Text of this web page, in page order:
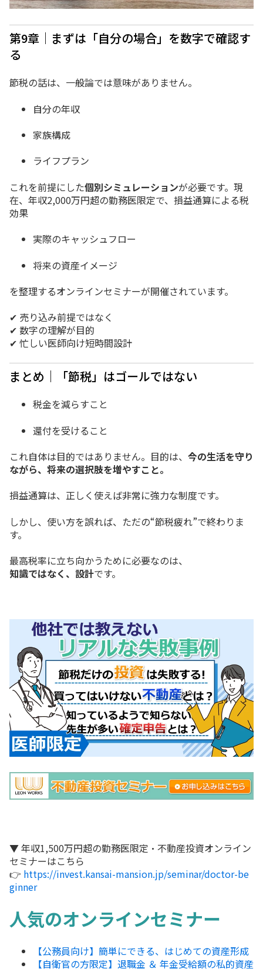
第9章｜まずは「自分の場合」を数字で確認す
る
節税の話は、一般論では意味がありません。
自分の年収
家族構成
ライフプラン
これを前提にした個別シミュレーションが必要です。 現
在、 年収2,000万円超の勤務医限定で、 損益通算による税
効果
実際のキャッシュフロー
将来の資産イメージ
を整理するオンラインセミナーが開催されています。
✔ 売り込み前提ではなく
✔ 数字の理解が目的
✔ 忙しい医師向け短時間設計
まとめ｜「節税」はゴールではない
税金を減らすこと
還付を受けること
これ自体は目的ではありません。目的は、 今の生活を守り
ながら、将来の選択肢を増やすこと。
損益通算は、正しく使えば非常に強力な制度です。
しかし、使い方を誤れば、ただの“節税疲れ”で終わりま
す。
最高税率に立ち向かうために必要なのは、
知識ではなく、設計です。
▼ 年収1,500万円超の勤務医限定・不動産投資オンライン
セミナーはこちら
👉 https://invest.kansai-mansion.jp/seminar/doctor-be
ginner
人気のオンラインセミナー
【公務員向け】簡単にできる、はじめての資産形成
【自衛官の方限定】退職金 ＆ 年金受給額の私的資産